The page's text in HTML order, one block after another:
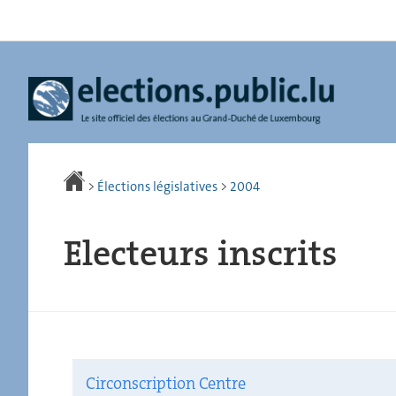
navigation
> Élections législatives > 2004
Electeurs inscrits
Circonscription Centre